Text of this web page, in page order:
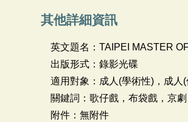
其他詳細資訊
英文題名： TAIPEI MASTER
出版形式：錄影光碟
適用對象：成人(學術性)，成人
關鍵詞：歌仔戲，布袋戲，京
附件：無附件